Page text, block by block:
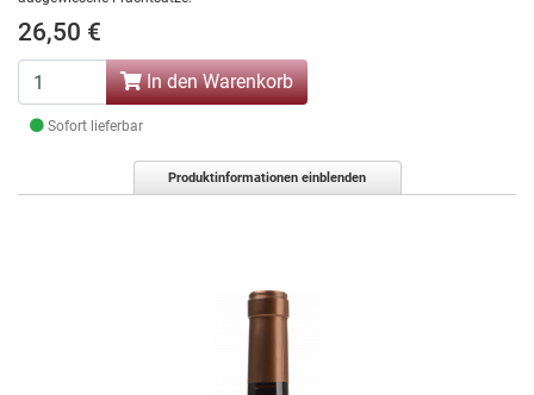
26,50 €
In den Warenkorb
Sofort lieferbar
Produktinformationen einblenden